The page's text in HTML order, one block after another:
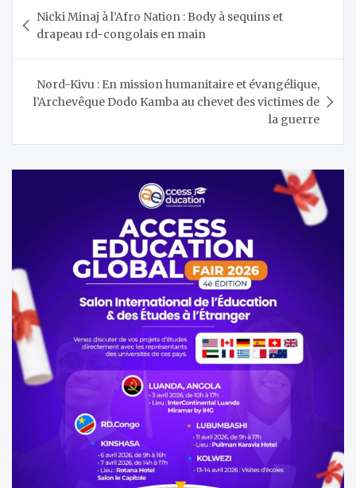
de
l’article
Nicki Minaj à l’Afro Nation : Body à sequins et
drapeau rd-congolais en main
Nord-Kivu : En mission humanitaire et évangélique,
l’Archevêque Dodo Kamba au chevet des victimes de
la guerre